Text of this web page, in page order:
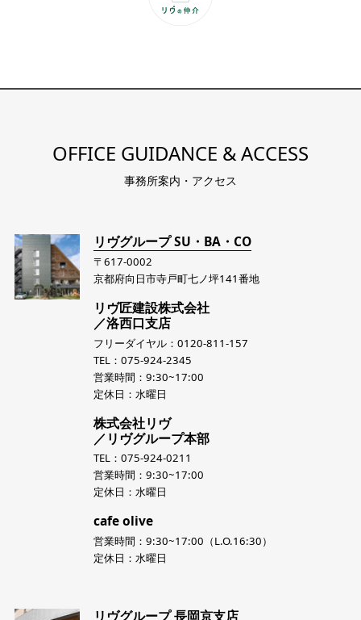
OFFICE GUIDANCE & ACCESS
事務所案内・アクセス
リヴグループ SU・BA・CO
〒617-0002
京都府向日市寺戸町七ノ坪141番地
リヴ匠建設株式会社
／洛西口支店
フリーダイヤル：0120-811-157
TEL：075-924-2345
営業時間：9:30~17:00
定休日：水曜日
株式会社リヴ
／リヴグループ本部
TEL：075-924-0211
営業時間：9:30~17:00
定休日：水曜日
cafe olive
営業時間：9:30~17:00（L.O.16:30）
定休日：水曜日
リヴグループ 長岡京支店